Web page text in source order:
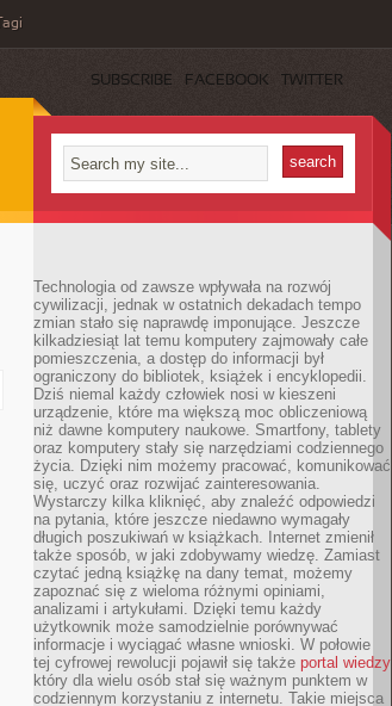
Tagi
SUBSCRIBE FACEBOOK TWITTER
Technologia od zawsze wpływała na rozwój
cywilizacji, jednak w ostatnich dekadach tempo
zmian stało się naprawdę imponujące. Jeszcze
kilkadziesiąt lat temu komputery zajmowały całe
pomieszczenia, a dostęp do informacji był
ograniczony do bibliotek, książek i encyklopedii.
Dziś niemal każdy człowiek nosi w kieszeni
urządzenie, które ma większą moc obliczeniową
niż dawne komputery naukowe. Smartfony, tablety
oraz komputery stały się narzędziami codziennego
życia. Dzięki nim możemy pracować, komunikować
się, uczyć oraz rozwijać zainteresowania.
Wystarczy kilka kliknięć, aby znaleźć odpowiedzi
na pytania, które jeszcze niedawno wymagały
długich poszukiwań w książkach. Internet zmienił
także sposób, w jaki zdobywamy wiedzę. Zamiast
czytać jedną książkę na dany temat, możemy
zapoznać się z wieloma różnymi opiniami,
analizami i artykułami. Dzięki temu każdy
użytkownik może samodzielnie porównywać
informacje i wyciągać własne wnioski. W połowie
tej cyfrowej rewolucji pojawił się także portal wiedzy
który dla wielu osób stał się ważnym punktem w
codziennym korzystaniu z internetu. Takie miejsca